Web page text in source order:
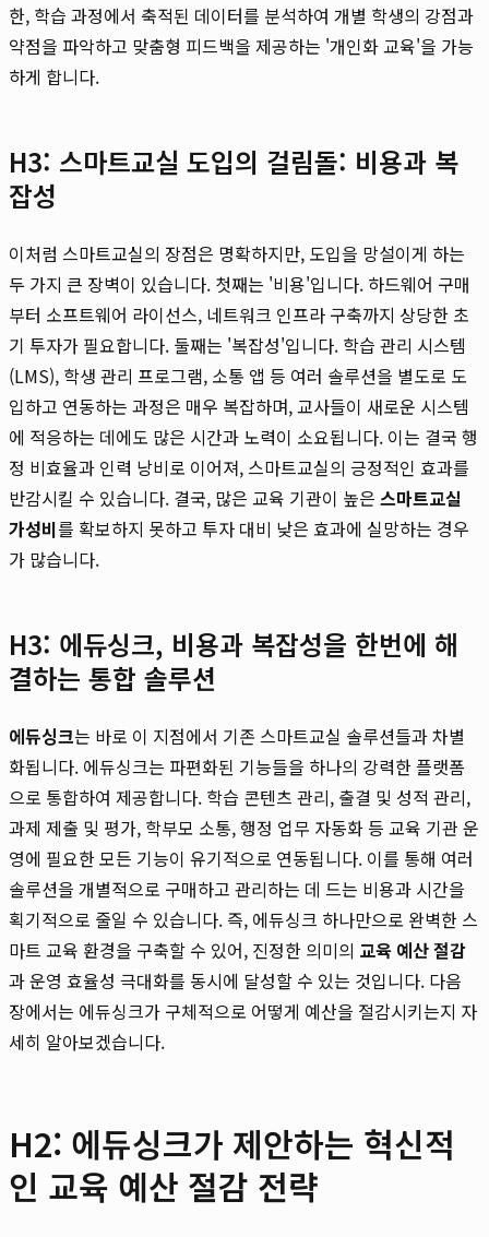
한, 학습 과정에서 축적된 데이터를 분석하여 개별 학생의 강점과
약점을 파악하고 맞춤형 피드백을 제공하는 '개인화 교육'을 가능
하게 합니다.
H3: 스마트교실 도입의 걸림돌: 비용과 복
잡성
이처럼 스마트교실의 장점은 명확하지만, 도입을 망설이게 하는
두 가지 큰 장벽이 있습니다. 첫째는 '비용'입니다. 하드웨어 구매
부터 소프트웨어 라이선스, 네트워크 인프라 구축까지 상당한 초
기 투자가 필요합니다. 둘째는 '복잡성'입니다. 학습 관리 시스템
(LMS), 학생 관리 프로그램, 소통 앱 등 여러 솔루션을 별도로 도
입하고 연동하는 과정은 매우 복잡하며, 교사들이 새로운 시스템
에 적응하는 데에도 많은 시간과 노력이 소요됩니다. 이는 결국 행
정 비효율과 인력 낭비로 이어져, 스마트교실의 긍정적인 효과를
반감시킬 수 있습니다. 결국, 많은 교육 기관이 높은 스마트교실
가성비를 확보하지 못하고 투자 대비 낮은 효과에 실망하는 경우
가 많습니다.
H3: 에듀싱크, 비용과 복잡성을 한번에 해
결하는 통합 솔루션
에듀싱크는 바로 이 지점에서 기존 스마트교실 솔루션들과 차별
화됩니다. 에듀싱크는 파편화된 기능들을 하나의 강력한 플랫폼
으로 통합하여 제공합니다. 학습 콘텐츠 관리, 출결 및 성적 관리,
과제 제출 및 평가, 학부모 소통, 행정 업무 자동화 등 교육 기관 운
영에 필요한 모든 기능이 유기적으로 연동됩니다. 이를 통해 여러
솔루션을 개별적으로 구매하고 관리하는 데 드는 비용과 시간을
획기적으로 줄일 수 있습니다. 즉, 에듀싱크 하나만으로 완벽한 스
마트 교육 환경을 구축할 수 있어, 진정한 의미의 교육 예산 절감
과 운영 효율성 극대화를 동시에 달성할 수 있는 것입니다. 다음
장에서는 에듀싱크가 구체적으로 어떻게 예산을 절감시키는지 자
세히 알아보겠습니다.
H2: 에듀싱크가 제안하는 혁신적
인 교육 예산 절감 전략